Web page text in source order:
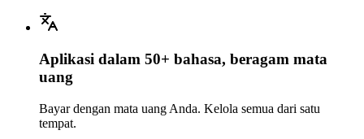
Aplikasi dalam 50+ bahasa, beragam mata
uang
Bayar dengan mata uang Anda. Kelola semua dari satu
tempat.